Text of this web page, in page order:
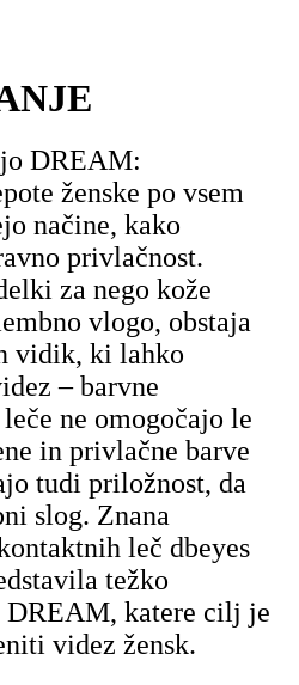
DREAM:
ženske po vsem
načine, kako
privlačnost.
za nego kože
vlogo, obstaja
vidik, ki lahko
– barvne
ne omogočajo le
in privlačne barve
tudi priložnost, da
slog. Znana
leč dbeyes
težko
DREAM, katere cilj je
videz žensk.